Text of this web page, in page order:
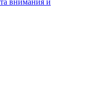
внимания и